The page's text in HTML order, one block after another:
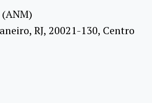
RJ, 20021-130, Centro